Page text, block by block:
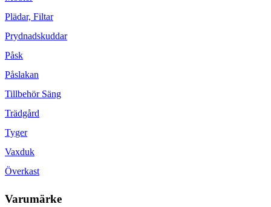
Plädar, Filtar
Prydnadskuddar
Påsk
Påslakan
Tillbehör Säng
Trädgård
Tyger
Vaxduk
Överkast
Varumärke